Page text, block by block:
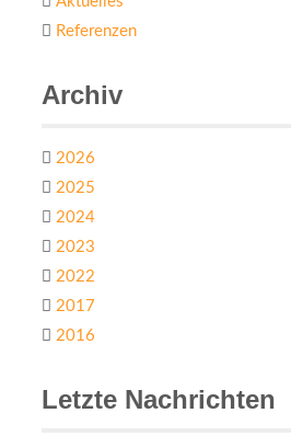
Referenzen
Archiv
2026
2025
2024
2023
2022
2017
2016
Letzte Nachrichten